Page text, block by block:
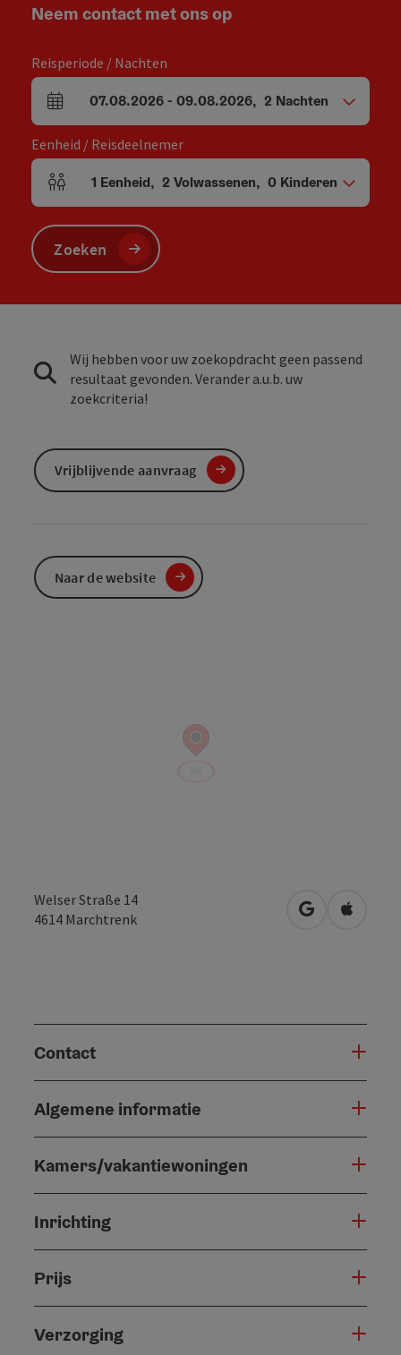
Welser Straße 14
4614 Marchtrenk Openen in
Contact
Algemene informatie
Kamers/vakantiewoningen
Inrichting
Prijs
Verzorging
Neem contact met ons op
Reisperiode / Nachten
Velden voor aankomst en vertrek
07.08.2026- 09.08.2026, 2 Nachten
Eenheid / Reisdeelnemer
Aantal eenheden en persoonsvelden
1 Eenheid, 2 Volwassenen, 0 Kinderen
Zoeken
Wij hebben voor uw zoekopdracht geen passend
resultaat gevonden. Verander a.u.b. uw
zoekcriteria!
Vrijblijvende aanvraag
Naar de website